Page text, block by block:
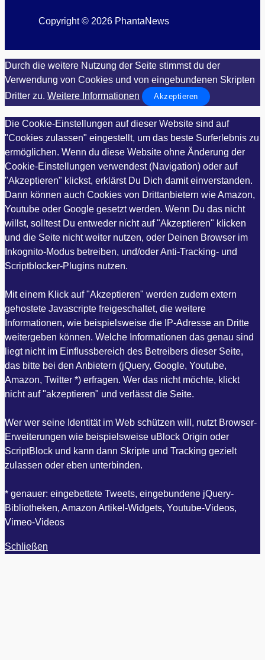
Copyright © 2026 PhantaNews
Durch die weitere Nutzung der Seite stimmst du der
Verwendung von Cookies und von eingebundenen Skripten
Dritter zu. Weitere Informationen Akzeptieren
Die Cookie-Einstellungen auf dieser Website sind auf
"Cookies zulassen" eingestellt, um das beste Surferlebnis zu
ermöglichen. Wenn du diese Website ohne Änderung der
Cookie-Einstellungen verwendest (Navigation) oder auf
"Akzeptieren" klickst, erklärst Du Dich damit einverstanden.
Dann können auch Cookies von Drittanbietern wie Amazon,
Youtube oder Google gesetzt werden. Wenn Du das nicht
willst, solltest Du entweder nicht auf "Akzeptieren" klicken
und die Seite nicht weiter nutzen, oder Deinen Browser im
Inkognito-Modus betreiben, und/oder Anti-Tracking- und
Scriptblocker-Plugins nutzen.
Mit einem Klick auf "Akzeptieren" werden zudem extern
gehostete Javascripte freigeschaltet, die weitere
Informationen, wie beispielsweise die IP-Adresse an Dritte
weitergeben können. Welche Informationen das genau sind
liegt nicht im Einflussbereich des Betreibers dieser Seite,
das bitte bei den Anbietern (jQuery, Google, Youtube,
Amazon, Twitter *) erfragen. Wer das nicht möchte, klickt
nicht auf "akzeptieren" und verlässt die Seite.
Wer wer seine Identität im Web schützen will, nutzt Browser-
Erweiterungen wie beispielsweise uBlock Origin oder
ScriptBlock und kann dann Skripte und Tracking gezielt
zulassen oder eben unterbinden.
* genauer: eingebettete Tweets, eingebundene jQuery-
Bibliotheken, Amazon Artikel-Widgets, Youtube-Videos,
Vimeo-Videos
Schließen